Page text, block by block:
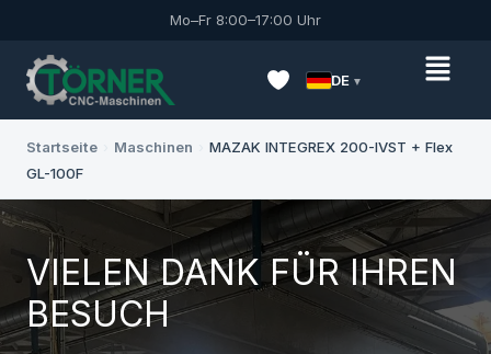
Mo–Fr 8:00–17:00 Uhr
DE
Startseite Maschinen
MAZAK INTEGREX 200-IVST + Flex
GL-100F
VIELEN DANK FÜR IHREN
BESUCH